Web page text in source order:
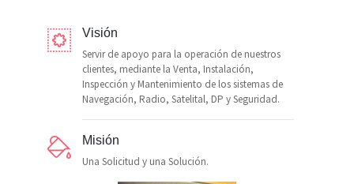
Visión
Servir de apoyo para la operación de nuestros
clientes, mediante la Venta, Instalación,
Inspección y Mantenimiento de los sistemas de
Navegación, Radio, Satelital, DP y Seguridad.
Misión
Una Solicitud y una Solución.